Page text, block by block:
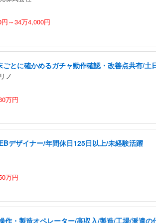
～34万4,000円
ごとに確かめるガチャ動作確認・改善点共有/土
ノ
万円
デザイナー/年間休日125日以上/未経験活躍
万円
作・製造オペレーター/高収入/製造/工場/派遣の